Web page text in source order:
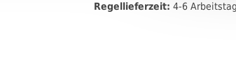
Regellieferzeit: 4-6